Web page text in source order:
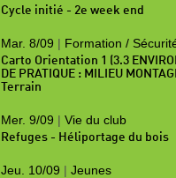
Cycle initié - 2e week end
Mar. 8/09 | Formation /
Carto Orientation 1 (3.3
DE PRATIQUE : MILIEU
Terrain
Mer. 9/09 | Vie du club
Refuges - Héliportage du bois
Jeu. 10/09 | Jeunes